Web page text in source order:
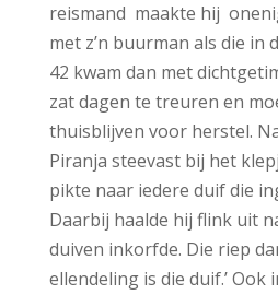
reismand maakte hij
met z’n buurman als die in
42 kwam dan met
zat dagen te treuren en
thuisblijven voor herstel.
Piranja steevast bij het
pikte naar iedere duif die
Daarbij haalde hij flink uit
duiven inkorfde. Die riep
ellendeling is die duif.’ Ook